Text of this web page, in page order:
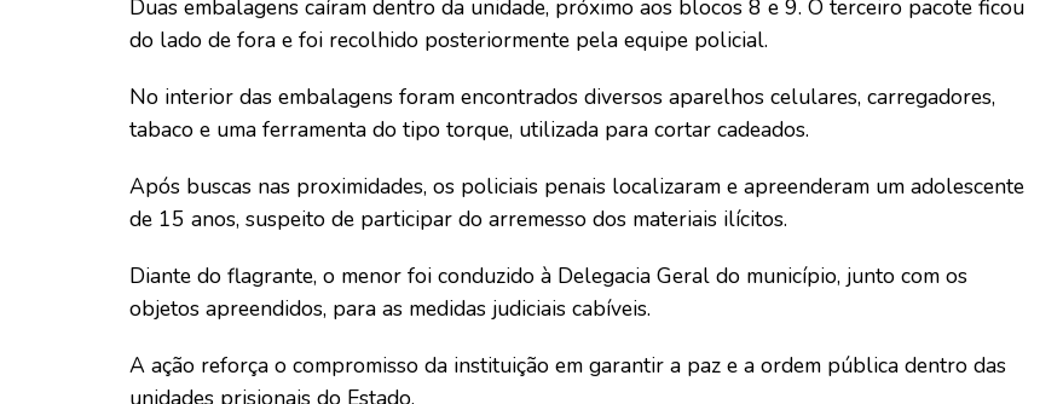
Duas embalagens caíram dentro da unidade, próximo aos blocos 8 e 9. O terceiro pacote ficou
do lado de fora e foi recolhido posteriormente pela equipe policial.
No interior das embalagens foram encontrados diversos aparelhos celulares, carregadores,
tabaco e uma ferramenta do tipo torque, utilizada para cortar cadeados.
Após buscas nas proximidades, os policiais penais localizaram e apreenderam um adolescente
de 15 anos, suspeito de participar do arremesso dos materiais ilícitos.
Diante do flagrante, o menor foi conduzido à Delegacia Geral do município, junto com os
objetos apreendidos, para as medidas judiciais cabíveis.
A ação reforça o compromisso da instituição em garantir a paz e a ordem pública dentro das
unidades prisionais do Estado.